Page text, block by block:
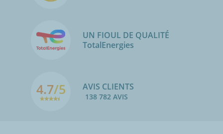
UN FIOUL DE QUALITÉ
TotalEnergies
4.7/5 AVIS CLIENTS
138 782 AVIS